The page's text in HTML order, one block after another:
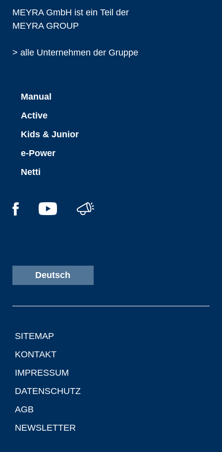
MEYRA GmbH ist ein Teil der
MEYRA GROUP
> alle Unternehmen der Gruppe
Manual
Active
Kids & Junior
e-Power
Netti
Deutsch
SITEMAP
KONTAKT
IMPRESSUM
DATENSCHUTZ
AGB
NEWSLETTER